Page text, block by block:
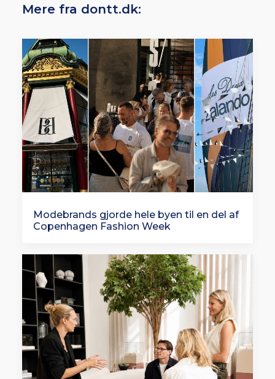
Mere fra dontt.dk:
Modebrands gjorde hele byen til en del af
Copenhagen Fashion Week